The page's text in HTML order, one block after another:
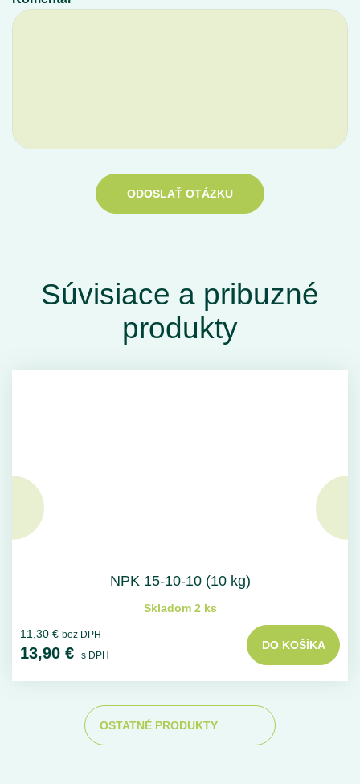
ODOSLAŤ OTÁZKU
Súvisiace a pribuzné
produkty
NPK 15-10-10 (10 kg)
Skladom 2 ks
11,30 € bez DPH
13,90 € s DPH
DO KOŠÍKA
OSTATNÉ PRODUKTY